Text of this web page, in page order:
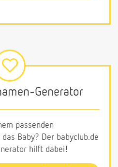
Generator
passenden
Baby? Der babyclub.de
hilft dabei!